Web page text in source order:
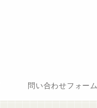
問い合わせフォーム